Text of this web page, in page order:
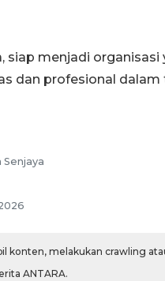
siap menjadi
dan profesional dalam
Senjaya
konten, melakukan crawling
ANTARA.